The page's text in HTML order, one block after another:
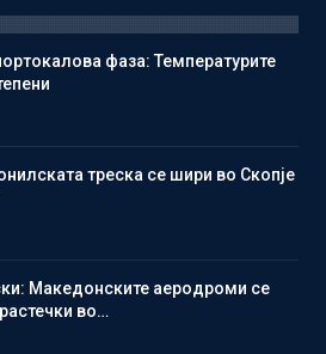
фаза: Температурите
треска се шири во Скопје
Македонските аеродроми се
во…